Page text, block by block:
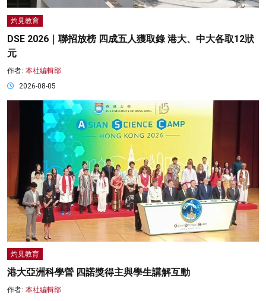
灼見教育
DSE 2026｜聯招放榜 四成五人獲取錄 港大、中大各取12狀
元
作者: 本社編輯部
2026-08-05
灼見教育
港大亞洲科學營 四諾獎得主與學生講解互動
作者: 本社編輯部